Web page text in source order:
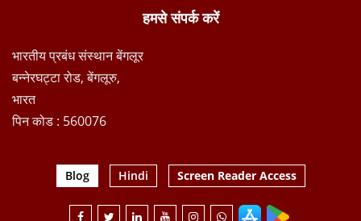
हमसे संपर्क करें
भारतीय प्रबंध संस्थान बेंगलूर
बन्नेरघट्टा रोड, बेंगलूरु,
भारत
पिन कोड : 560076
Blog Hindi Screen Reader Access